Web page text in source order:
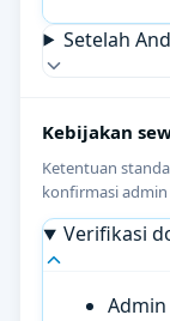
Setelah
Kebijakan
Ketentuan
konfirmasi
Verifikasi